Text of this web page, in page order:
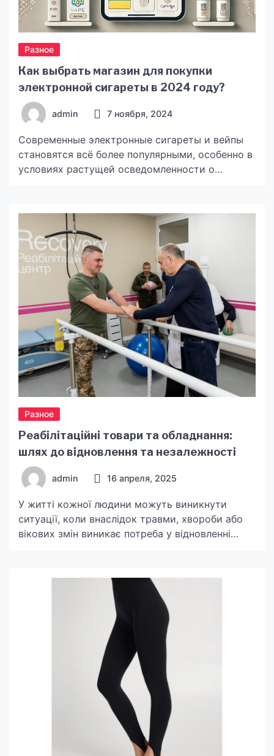
Разное
Как выбрать магазин для покупки
электронной сигареты в 2024 году?
admin 7 ноября, 2024
Современные электронные сигареты и вейпы
становятся всё более популярными, особенно в
условиях растущей осведомленности о
выбрать надёжный и качественный магазин, где
вы сможете купить электронную сигарету с
гарантией качества, безопасности и свежести.
В данной статье мы обсудим основные
критерии выбора подходящего места для
покупки, чтобы избежать […]
Разное
Реабілітаційні товари та обладнання:
шлях до відновлення та незалежності
admin 16 апреля, 2025
У житті кожної людини можуть виникнути
ситуації, коли внаслідок травми, хвороби або
вікових змін виникає потреба у відновленні
та обладнання. Вони допомагають відновити
рухливість, покращити якість життя,
адаптуватися до нових фізичних можливостей
та повернутися до повноцінної діяльності.
Ринок реабілітаційних товарів надзвичайно
різноманітний і пропонує […]